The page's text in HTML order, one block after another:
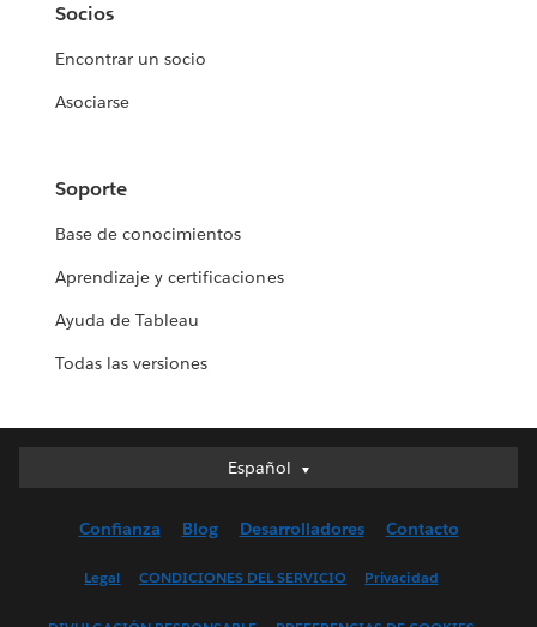
Socios
Encontrar un socio
Asociarse
Soporte
Base de conocimientos
Aprendizaje y certificaciones
Ayuda de Tableau
Todas las versiones
Español
Español
English (UK)
Confianza Blog Desarrolladores Contacto
Legal CONDICIONES DEL SERVICIO Privacidad